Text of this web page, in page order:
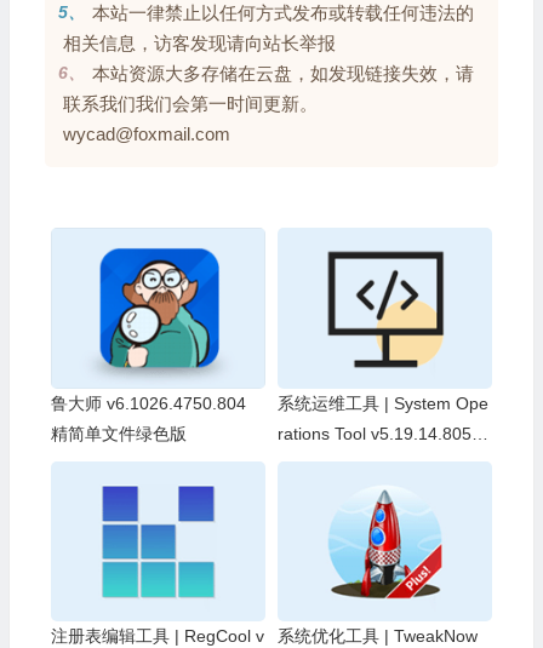
5、
本站一律禁止以任何方式发布或转载任何违法的
相关信息，访客发现请向站长举报
6、
本站资源大多存储在云盘，如发现链接失效，请
联系我们我们会第一时间更新。
wycad@foxmail.com
鲁大师 v6.1026.4750.804
精简单文件绿色版
系统运维工具 | System Ope
rations Tool v5.19.14.805
中文绿色版
注册表编辑工具 | RegCool v
系统优化工具 | TweakNow